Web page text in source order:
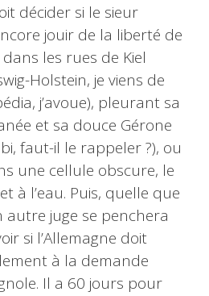
décider si le sieur
jouir de la liberté de
les rues de Kiel
Holstein, je viens de
j’avoue), pleurant sa
et sa douce Gérone
faut-il le rappeler ?), ou
une cellule obscure, le
à l’eau. Puis, quelle que
autre juge se penchera
si l’Allemagne doit
à la demande
Il a 60 jours pour